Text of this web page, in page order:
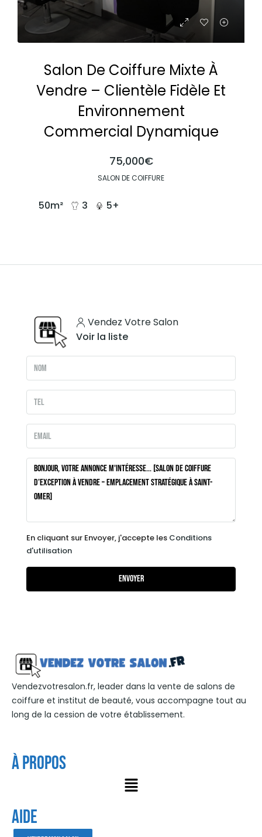
Salon De Coiffure Mixte À
Vendre – Clientèle Fidèle Et
Environnement
Commercial Dynamique
75,000€
SALON DE COIFFURE
50m² 3 5+
Vendez Votre Salon
Voir la liste
En cliquant sur Envoyer, j'accepte les Conditions
d'utilisation
Envoyer
Vendezvotresalon.fr, leader dans la vente de salons de
coiffure et institut de beauté, vous accompagne tout au
long de la cession de votre établissement.
À Propos
AIDE